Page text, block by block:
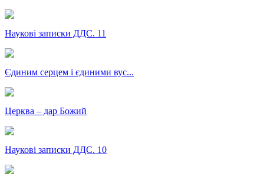
Наукові записки ДДС. 11
Єдиним серцем і єдиними вус...
Церква – дар Божий
Наукові записки ДДС. 10